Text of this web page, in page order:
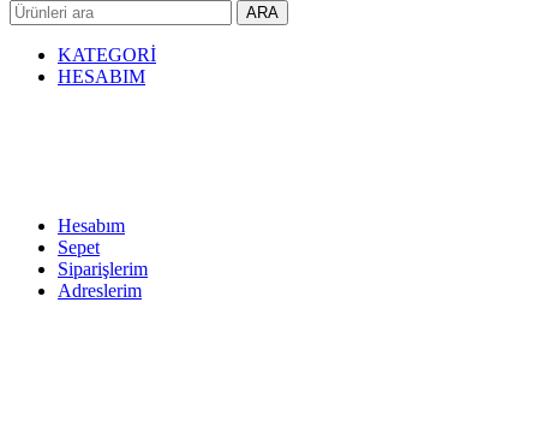
ARA
KATEGORİ
HESABIM
Hesabım
Sepet
Siparişlerim
Adreslerim